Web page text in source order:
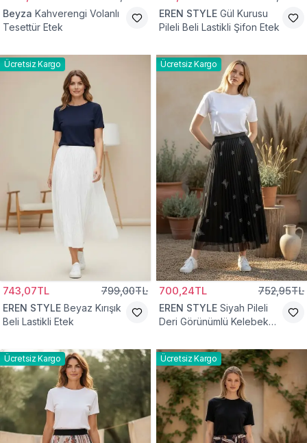
Beyza Kahverengi Volanlı
Tesettür Etek
EREN STYLE Gül Kurusu
Pileli Beli Lastikli Şifon Etek
Ücretsiz Kargo
743,07TL 799,00TL
EREN STYLE Beyaz Kırışık
Beli Lastikli Etek
Ücretsiz Kargo
700,24TL 752,95TL
EREN STYLE Siyah Pileli
Deri Görünümlü Kelebek
Viskon Etek
Ücretsiz Kargo Ücretsiz Kargo